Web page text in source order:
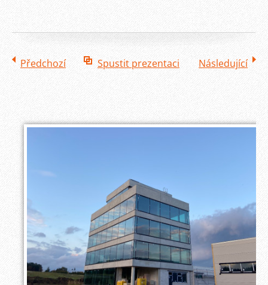
Předchozí Spustit prezentaci Následující